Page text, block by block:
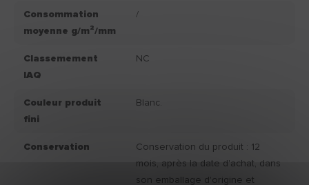
Consommation
moyenne g/m²/mm
/
Classemement
IAQ
NC
Couleur produit
fini
Blanc.
Conservation
Conservation du produit : 12
mois, après la date d'achat, dans
son emballage d'origine et